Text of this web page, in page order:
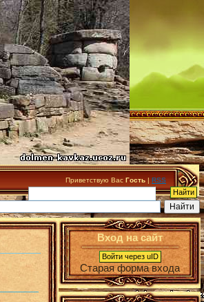
Приветствую Вас Гость | RSS
Вход на сайт
Войти через uID
Старая форма входа